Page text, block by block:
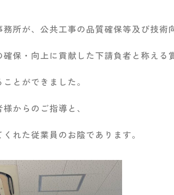
所が、公共工事の品質確保等及び技術
保・向上に貢献した下請負者と称える
とができました。
からのご指導と、
れた従業員のお陰であります。